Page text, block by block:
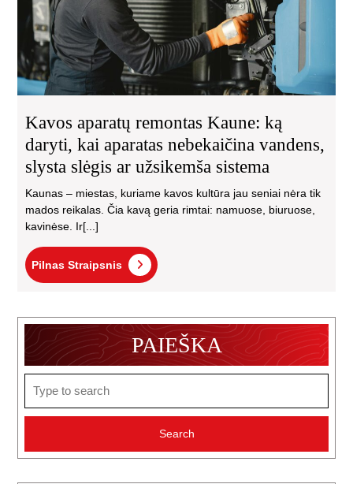
ar
Kavos aparatų remontas Kaune: ką
daryti, kai aparatas nebekaičina vandens,
slysta slėgis ar užsikemša sistema
Kaunas – miestas, kuriame kavos kultūra jau seniai nėra tik
mados reikalas. Čia kavą geria rimtai: namuose, biuruose,
kavinėse. Ir[...]
Pilnas Straipsnis
Pilnas
Straipsnis
PAIEŠKA
for: